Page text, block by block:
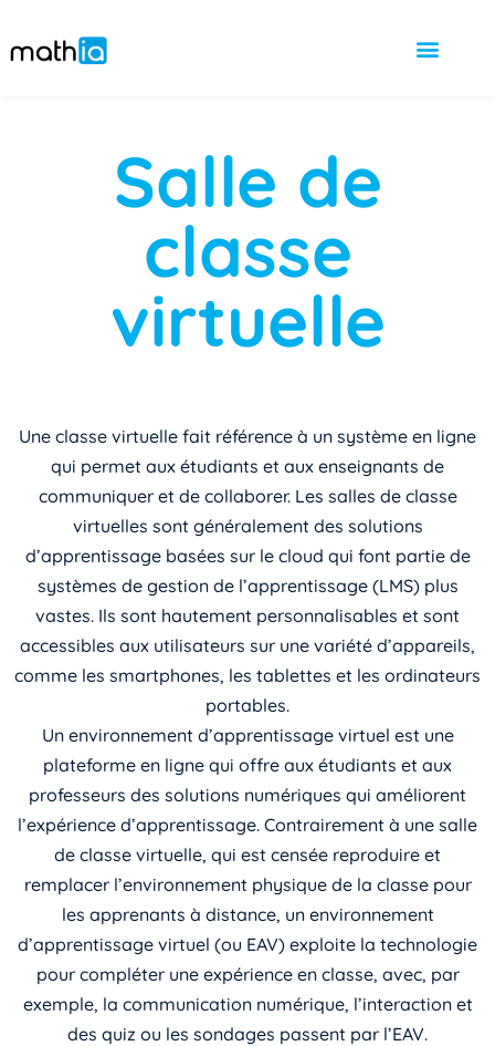
Salle de
classe
virtuelle
Une classe virtuelle fait référence à un système en ligne
qui permet aux étudiants et aux enseignants de
communiquer et de collaborer. Les salles de classe
virtuelles sont généralement des solutions
d’apprentissage basées sur le cloud qui font partie de
systèmes de gestion de l’apprentissage (LMS) plus
vastes. Ils sont hautement personnalisables et sont
accessibles aux utilisateurs sur une variété d’appareils,
comme les smartphones, les tablettes et les ordinateurs
portables.
Un environnement d’apprentissage virtuel est une
plateforme en ligne qui offre aux étudiants et aux
professeurs des solutions numériques qui améliorent
l’expérience d’apprentissage. Contrairement à une salle
de classe virtuelle, qui est censée reproduire et
remplacer l’environnement physique de la classe pour
les apprenants à distance, un environnement
d’apprentissage virtuel (ou EAV) exploite la technologie
pour compléter une expérience en classe, avec, par
exemple, la communication numérique, l’interaction et
des quiz ou les sondages passent par l’EAV.